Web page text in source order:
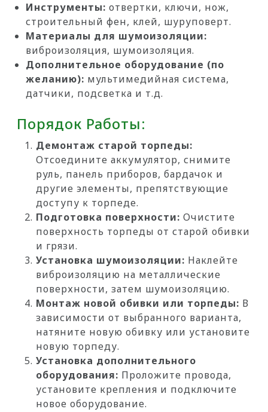
Инструменты: отвертки, ключи, нож,
строительный фен, клей, шуруповерт.
Материалы для шумоизоляции:
виброизоляция, шумоизоляция.
Дополнительное оборудование (по
желанию): мультимедийная система,
датчики, подсветка и т.д.
Порядок Работы:
Демонтаж старой торпеды:
Отсоедините аккумулятор, снимите
руль, панель приборов, бардачок и
другие элементы, препятствующие
доступу к торпеде.
Подготовка поверхности: Очистите
поверхность торпеды от старой обивки
и грязи.
Установка шумоизоляции: Наклейте
виброизоляцию на металлические
поверхности, затем шумоизоляцию.
Монтаж новой обивки или торпеды: В
зависимости от выбранного варианта,
натяните новую обивку или установите
новую торпеду.
Установка дополнительного
оборудования: Проложите провода,
установите крепления и подключите
новое оборудование.